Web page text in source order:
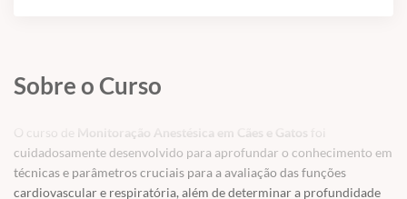
Sobre o Curso
O curso de Monitoração Anestésica em Cães e Gatos foi
cuidadosamente desenvolvido para aprofundar o conhecimento em
técnicas e parâmetros cruciais para a avaliação das funções
cardiovascular e respiratória, além de determinar a profundidade